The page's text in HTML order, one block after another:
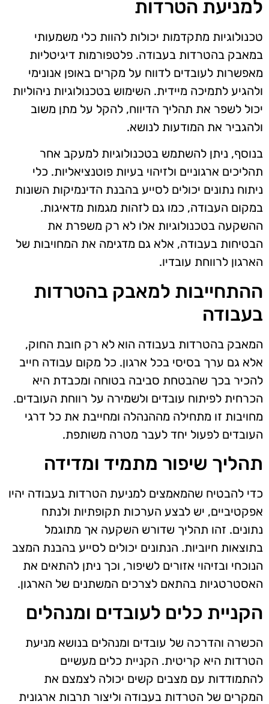
למניעת הטרדות
טכנולוגיות מתקדמות יכולות להוות כלי משמעותי
במאבק בהטרדות בעבודה. פלטפורמות דיגיטליות
מאפשרות לעובדים לדווח על מקרים באופן אנונימי
ולהגיע לתמיכה מיידית. השימוש בטכנולוגיות ניהוליות
יכול לשפר את תהליך הדיווח, להקל על מתן משוב
ולהגביר את המודעות לנושא.
בנוסף, ניתן להשתמש בטכנולוגיות למעקב אחר
תהליכים ארגוניים ולזיהוי בעיות פוטנציאליות. כלי
ניתוח נתונים יכולים לסייע בהבנת הדינמיקות השונות
במקום העבודה, כמו גם לזהות מגמות מדאיגות.
ההשקעה בטכנולוגיות אלו לא רק משפרת את
הבטיחות בעבודה, אלא גם מדגימה את המחויבות של
הארגון לרווחת עובדיו.
ההתחייבות למאבק בהטרדות
בעבודה
המאבק בהטרדות בעבודה הוא לא רק חובת החוק,
אלא גם ערך בסיסי בכל ארגון. כל מקום עבודה חייב
להכיר בכך שהבטחת סביבה בטוחה ומכבדת היא
הכרחית לפיתוח עובדים ולשמירה על רווחת העובדים.
מחויבות זו מתחילה מההנהלה ומחייבת את כל דרגי
העובדים לפעול יחד לעבר מטרה משותפת.
תהליך שיפור מתמיד ומדידה
כדי להבטיח שהמאמצים למניעת הטרדות בעבודה יהיו
אפקטיביים, יש לבצע הערכות תקופתיות ולנתח
נתונים. זהו תהליך שדורש השקעה אך מתוגמל
בתוצאות חיוביות. הנתונים יכולים לסייע בהבנת המצב
הנוכחי ובזיהוי אזורים לשיפור, וכך ניתן להתאים את
האסטרטגיות בהתאם לצרכים המשתנים של הארגון.
הקניית כלים לעובדים ומנהלים
הכשרה והדרכה של עובדים ומנהלים בנושא מניעת
הטרדות היא קריטית. הקניית כלים מעשיים
להתמודדות עם מצבים קשים יכולה לצמצם את
המקרים של הטרדות בעבודה וליצור תרבות ארגונית